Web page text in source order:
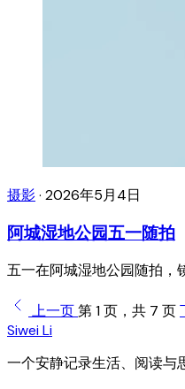
摄影· 2026年5月4日
阿城湿地公园五一随拍
五一在阿城湿地公园随拍，
上一页第 1 页，共 7 页
Siwei Li
一个安静记录生活、阅读与